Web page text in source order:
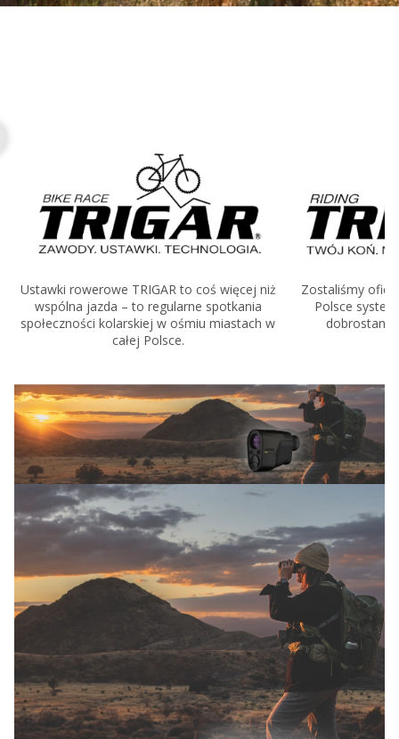
Ustawki rowerowe TRIGAR to coś więcej niż
wspólna jazda – to regularne spotkania
społeczności kolarskiej w ośmiu miastach w
całej Polsce.
Zostaliśmy
Polsce
dobrostanu